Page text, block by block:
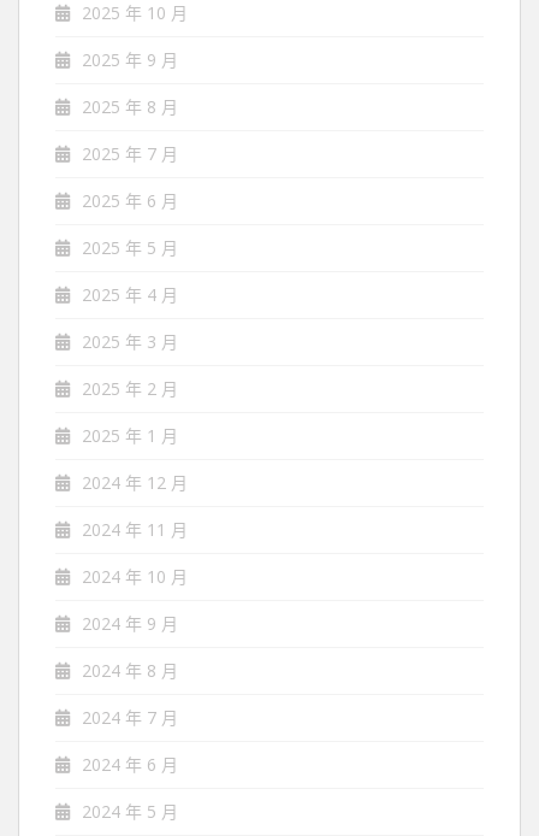
2025 年 10 月
2025 年 9 月
2025 年 8 月
2025 年 7 月
2025 年 6 月
2025 年 5 月
2025 年 4 月
2025 年 3 月
2025 年 2 月
2025 年 1 月
2024 年 12 月
2024 年 11 月
2024 年 10 月
2024 年 9 月
2024 年 8 月
2024 年 7 月
2024 年 6 月
2024 年 5 月